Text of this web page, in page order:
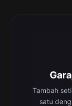
Tambah
satu